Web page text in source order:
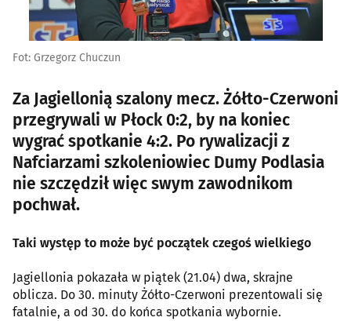
Fot: Grzegorz Chuczun
Za Jagiellonią szalony mecz. Żółto-Czerwoni
przegrywali w Płock 0:2, by na koniec
wygrać spotkanie 4:2. Po rywalizacji z
Nafciarzami szkoleniowiec Dumy Podlasia
nie szczędził więc swym zawodnikom
pochwał.
Taki występ to może być początek czegoś wielkiego
Jagiellonia pokazała w piątek (21.04) dwa, skrajne
oblicza. Do 30. minuty Żółto-Czerwoni prezentowali się
fatalnie, a od 30. do końca spotkania wybornie.